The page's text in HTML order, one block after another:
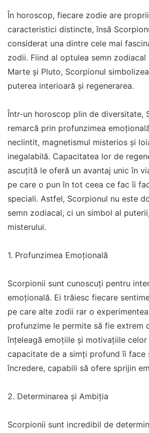
În horoscop, fiecare zodie are
caracteristici distincte, însă
considerat una dintre cele mai
zodii. Fiind al optulea semn
Marte și Pluto, Scorpionul
puterea interioară și regenerarea.
Într-un horoscop plin de diversitate,
remarcă prin profunzimea
neclintit, magnetismul misterios și
inegalabilă. Capacitatea lor de
ascuțită le oferă un avantaj unic în
pe care o pun în tot ceea ce fac îi
speciali. Astfel, Scorpionul nu este
semn zodiacal, ci un simbol al
misterului.
1. Profunzimea Emoțională
Scorpionii sunt cunoscuți pentru
emoțională. Ei trăiesc fiecare
pe care alte zodii rar o
profunzime le permite să fie extrem
înțeleagă emoțiile și motivațiile celor
capacitate de a simți profund îi face
încredere, capabili să ofere sprijin
2. Determinarea și Ambiția
Scorpionii sunt incredibil de